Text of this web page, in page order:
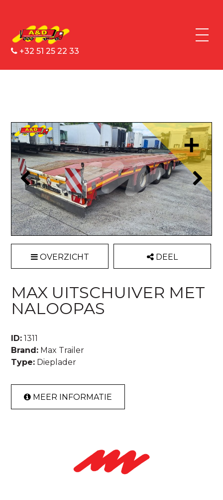
+32 51 25 22 33
OVERZICHT DEEL
MAX UITSCHUIVER MET
NALOOPAS
ID: 1311
Brand: Max Trailer
Type: Dieplader
MEER INFORMATIE